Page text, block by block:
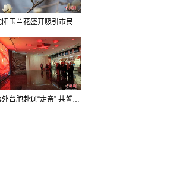
沈阳玉兰花盛开吸引市民打卡
海外台胞赴辽“走亲” 共誓“和平初心”